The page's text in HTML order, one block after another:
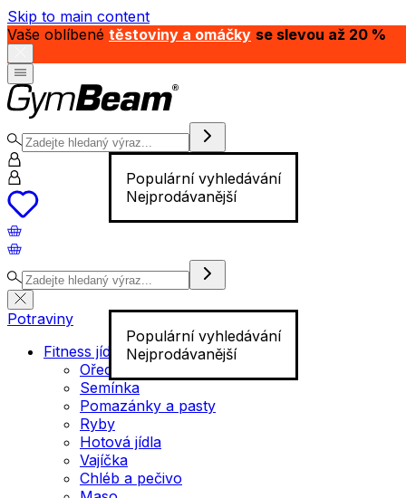
Skip to main content
Vaše oblíbené těstoviny a omáčky se slevou až 20 %
Populární vyhledávání
Nejprodávanější
Populární vyhledávání
Nejprodávanější
Potraviny
Fitness jídlo
Ořechy
Semínka
Pomazánky a pasty
Ryby
Hotová jídla
Vajíčka
Chléb a pečivo